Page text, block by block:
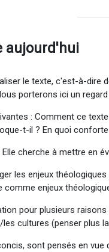
aujourd'hui
le texte, c'est-à-
porterons ici un
: Comment ce
t-il ? En quoi
cherche à mettre en
les enjeux
comme enjeux
pour plusieurs
cultures (penser plus
sont pensés en